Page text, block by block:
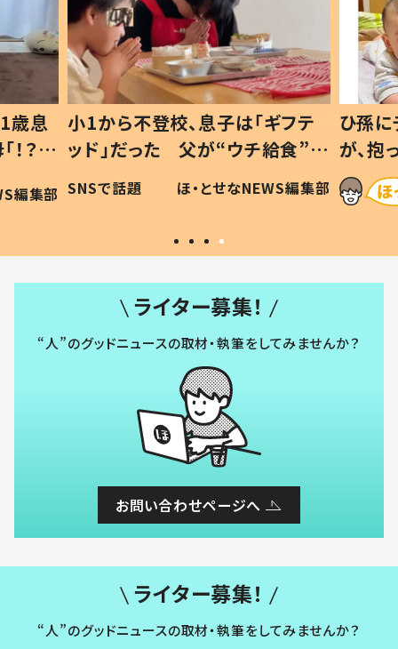
歳息
？」
編集部
小1から不登校、息子は「ギフテ
ッド」だった 父が“ウチ給食”を
作り続ける理由とは #令和の親
#令和の子
SNSで話題 ほ・とせなNEWS編集部
ひ孫
が、
「涙が
い」
ライター募集！
“人”のグッドニュースの取材・執筆をしてみませんか？
お問い合わせページへ
ライター募集！
“人”のグッドニュースの取材・執筆をしてみませんか？